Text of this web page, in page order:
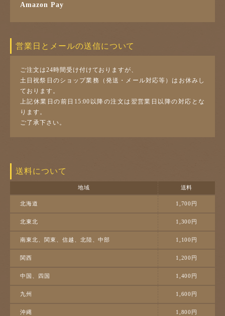
Amazon Pay
営業日とメールの送信について
ご注文は24時間受け付けておりますが、
土日祝祭日のショップ業務（発送・メール対応等）はお休みし
ております。
上記休業日の前日15:00以降の注文は翌営業日以降の対応とな
ります。
ご了承下さい。
送料について
地域 送料
北海道 1,700円
北東北 1,300円
南東北、関東、信越、北陸、中部 1,100円
関西 1,200円
中国、四国 1,400円
九州 1,600円
沖縄 1,800円